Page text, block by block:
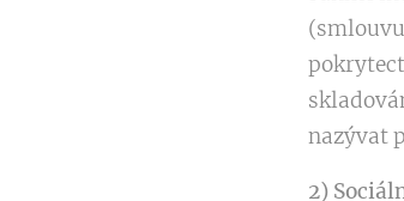
nazývat
2)